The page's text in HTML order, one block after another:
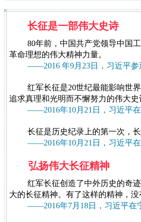
长征是一部伟大史诗
80年前，中国共产党领导中国
革命理想的伟大精神力量。
——2016 年9月23日，习近平
红军长征是20世纪最能影响世
追求真理和光明而不懈努力的伟大史
——2016年10月21日，习近平
长征是历史纪录上的第一次，
——2016年10月21日，习近平
弘扬伟大长征精神
红军长征创造了中外历史的奇
大的长征精神。有了这样的精神，没
——2016年7月18日，习近平在